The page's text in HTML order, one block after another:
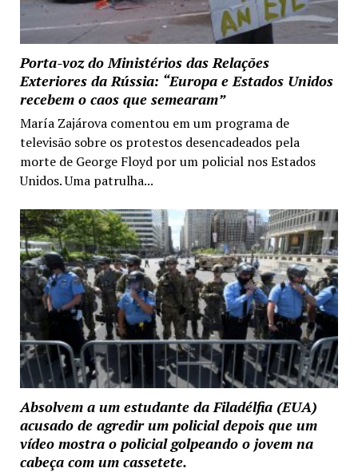
Porta-voz do Ministérios das Relações
Exteriores da Rússia: “Europa e Estados Unidos
recebem o caos que semearam”
María Zajárova comentou em um programa de
televisão sobre os protestos desencadeados pela
morte de George Floyd por um policial nos Estados
Unidos. Uma patrulha...
Absolvem a um estudante da Filadélfia (EUA)
acusado de agredir um policial depois que um
vídeo mostra o policial golpeando o jovem na
cabeça com um cassetete.